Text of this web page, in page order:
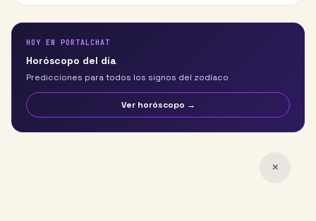
HOY EN PORTALCHAT
Horóscopo del día
Predicciones para todos los signos del zodíaco
Ver horóscopo →
✕